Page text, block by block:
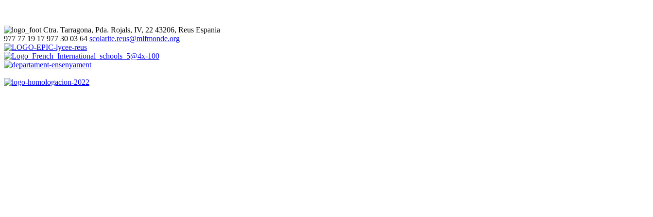
Ctra. Tarragona, Pda. Rojals, IV, 22 43206, Reus Espania
977 77 19 17 977 30 03 64 scolarite.reus@mlfmonde.org